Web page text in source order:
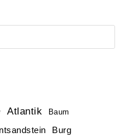
Atlantik Baum
Burg